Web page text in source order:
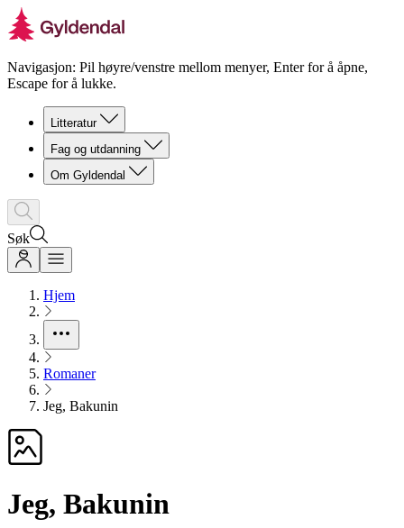
Navigasjon: Pil høyre/venstre mellom menyer, Enter for å åpne,
Escape for å lukke.
Litteratur
Fag og utdanning
Om Gyldendal
Søk
Hjem
Romaner
Jeg, Bakunin
Jeg, Bakunin